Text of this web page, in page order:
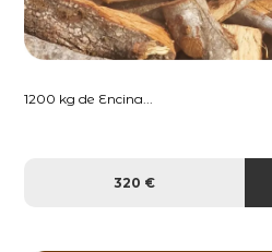
1200 kg de Encina...
320 €